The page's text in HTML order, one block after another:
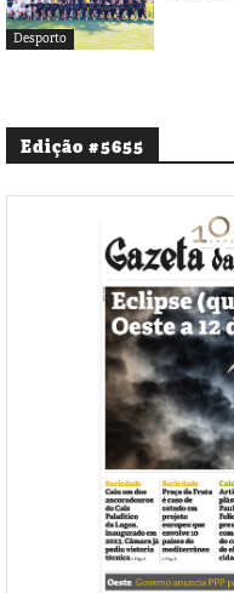
Desporto
Edição #5655